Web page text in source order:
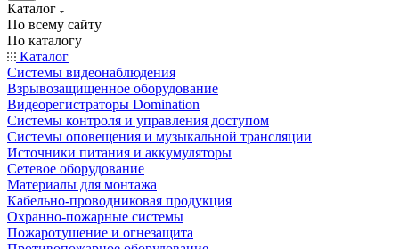
Каталог
По всему сайту
По каталогу
Каталог
Системы видеонаблюдения
Взрывозащищенное оборудование
Видеорегистраторы Domination
Системы контроля и управления доступом
Системы оповещения и музыкальной трансляции
Источники питания и аккумуляторы
Сетевое оборудование
Материалы для монтажа
Кабельно-проводниковая продукция
Охранно-пожарные системы
Пожаротушение и огнезащита